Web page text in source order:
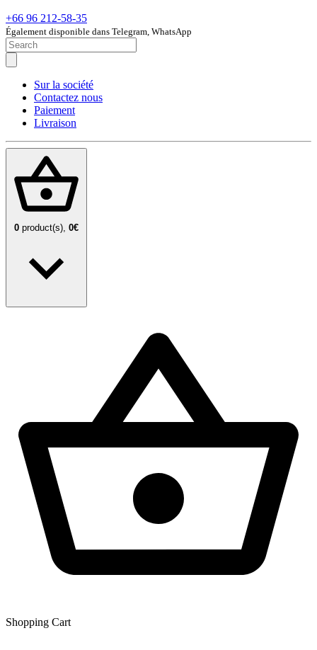
+66 96 212-58-35
Également disponible dans Telegram, WhatsApp
Sur la société
Contactez nous
Paiement
Livraison
0 product(s), 0€
Shopping Сart